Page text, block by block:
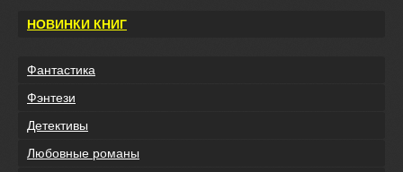
НОВИНКИ КНИГ
Фантастика
Фэнтези
Детективы
Любовные романы